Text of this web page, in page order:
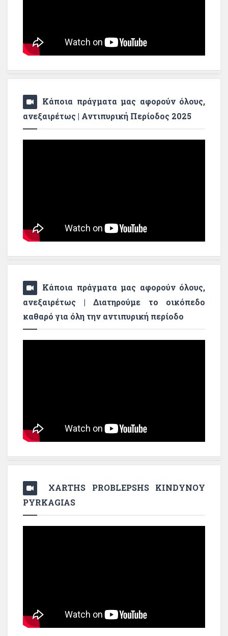
Κάποια πράγματα μας αφορούν όλους,
ανεξαιρέτως | Αντιπυρική Περίοδος 2025
Κάποια πράγματα μας αφορούν όλους,
ανεξαιρέτως | Διατηρούμε το οικόπεδο
καθαρό για όλη την αντιπυρική περίοδο
XARTHS PROBLEPSHS KINDYNOY
PYRKAGIAS